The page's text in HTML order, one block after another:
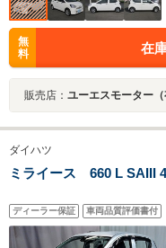
無
料
在
販売店： ユーエスモーター（
ダイハツ
ミライース 660 L SAIII
ディーラー保証 車両品質評価書付